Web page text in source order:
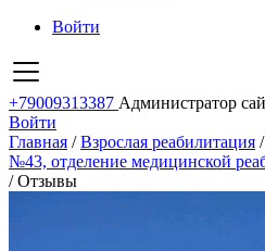
Войти
+79009313387 Администратор
Войти
Главная /Взрослая реабилитация /
№43, отделение медицинской
/Отзывы